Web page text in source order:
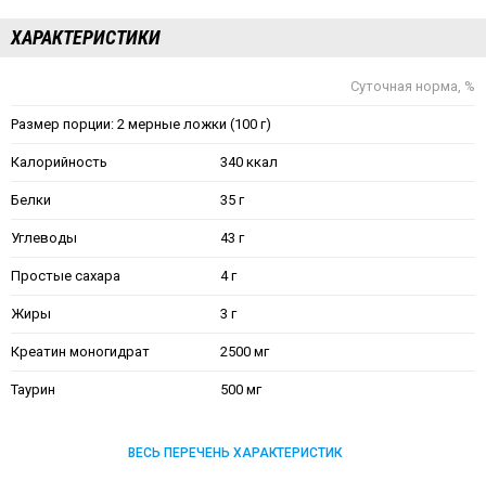
ХАРАКТЕРИСТИКИ
Суточная норма, %
Размер порции: 2 мерные ложки (100 г)
Калорийность 340 ккал
Белки 35 г
Углеводы 43 г
Простые сахара 4 г
Жиры 3 г
Креатин моногидрат 2500 мг
Таурин 500 мг
ВЕСЬ ПЕРЕЧЕНЬ ХАРАКТЕРИСТИК